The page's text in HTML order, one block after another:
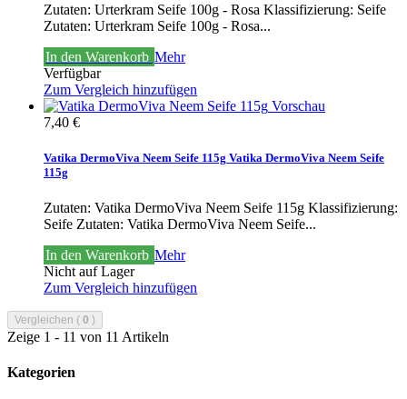
Zutaten: Urterkram Seife 100g - Rosa Klassifizierung: Seife
Zutaten: Urterkram Seife 100g - Rosa...
In den Warenkorb Mehr
Verfügbar
Zum Vergleich hinzufügen
Vorschau
7,40 €
Vatika DermoViva Neem Seife 115g Vatika DermoViva Neem Seife
115g
Zutaten: Vatika DermoViva Neem Seife 115g Klassifizierung:
Seife Zutaten: Vatika DermoViva Neem Seife...
In den Warenkorb Mehr
Nicht auf Lager
Zum Vergleich hinzufügen
Vergleichen ( 0 )
Zeige 1 - 11 von 11 Artikeln
Kategorien